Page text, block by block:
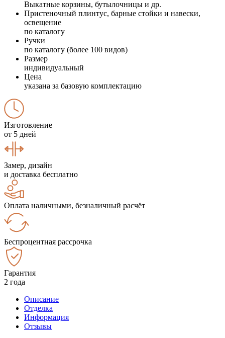
Выкатные корзины, бутылочницы и др.
Пристеночный плинтус, барные стойки и навески,
освещение
по каталогу
Ручки
по каталогу (более 100 видов)
Размер
индивидуальный
Цена
указана за базовую комплектацию
Изготовление
от 5 дней
Замер, дизайн
и доставка бесплатно
Оплата наличными, безналичный расчёт
Беспроцентная рассрочка
Гарантия
2 года
Описание
Отделка
Информация
Отзывы